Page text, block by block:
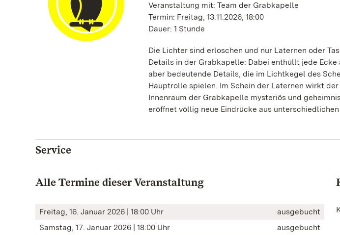
Veranstaltung mit: Team der Grabkapelle
Termin: Freitag, 13.11.2026, 18:00
Dauer: 1 Stunde
Die Lichter sind erloschen und nur Laternen oder
Details in der Grabkapelle: Dabei enthüllt jede Ecke
aber bedeutende Details, die im Lichtkegel des
Hauptrolle spielen. Im Schein der Laternen wirkt
Innenraum der Grabkapelle mysteriös und
eröffnet völlig neue Eindrücke aus
Service
Alle Termine dieser Veranstaltung
Freitag, 16. Januar 2026 | 18:00 Uhr
ausgebucht
Samstag, 17. Januar 2026 | 18:00 Uhr
ausgebucht